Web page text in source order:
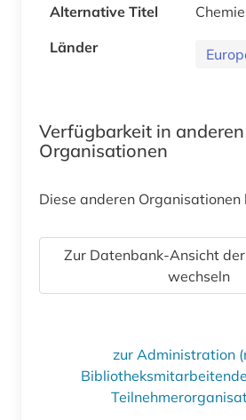
Alternative Titel
Länder
Verfügbarkeit in anderen
Organisationen
Diese anderen Organisationen
Zur Datenbank-Ansicht
wechseln
zur Administration